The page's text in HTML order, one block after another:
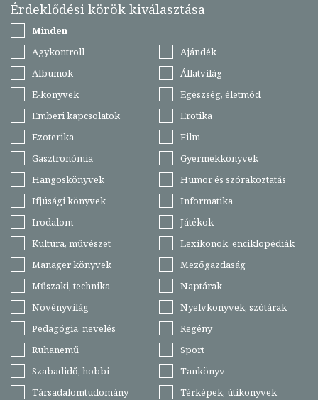
Érdeklődési körök kiválasztása
Minden
Agykontroll
Ajándék
Albumok
Állatvilág
E-könyvek
Egészség, életmód
Emberi kapcsolatok
Erotika
Ezoterika
Film
Gasztronómia
Gyermekkönyvek
Hangoskönyvek
Humor és szórakoztatás
Ifjúsági könyvek
Informatika
Irodalom
Játékok
Kultúra, művészet
Lexikonok, enciklopédiák
Manager könyvek
Mezőgazdaság
Műszaki, technika
Naptárak
Növényvilág
Nyelvkönyvek, szótárak
Pedagógia, nevelés
Regény
Ruhanemű
Sport
Szabadidő, hobbi
Tankönyv
Társadalomtudomány
Térképek, útikönyvek